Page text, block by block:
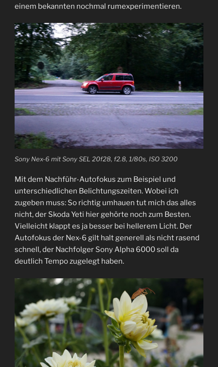
einem bekannten nochmal rumexperimentieren.
Sony Nex-6 mit Sony SEL 20f28, f2.8, 1/80s, ISO 3200
Mit dem Nachführ-Autofokus zum Beispiel und
unterschiedlichen Belichtungszeiten. Wobei ich
zugeben muss: So richtig umhauen tut mich das alles
nicht, der Skoda Yeti hier gehörte noch zum Besten.
Vielleicht klappt es ja besser bei hellerem Licht. Der
Autofokus der Nex-6 gilt halt generell als nicht rasend
schnell, der Nachfolger Sony Alpha 6000 soll da
deutlich Tempo zugelegt haben.